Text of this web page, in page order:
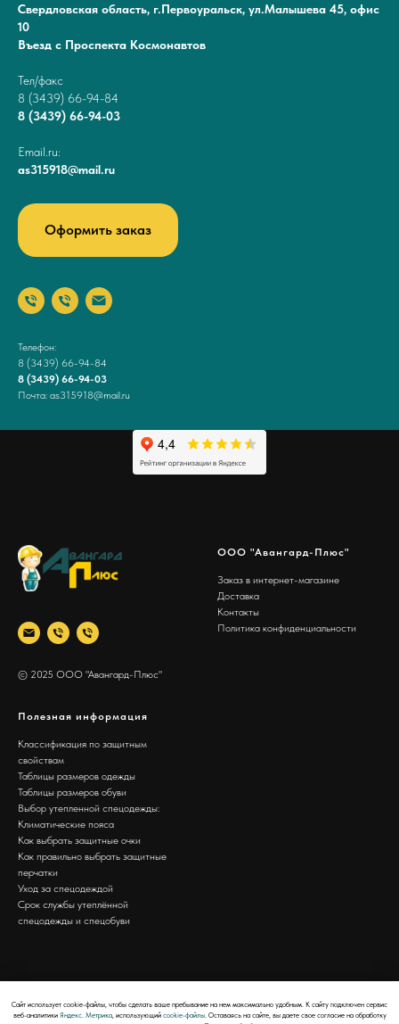
Сайт использует cookie-файлы, чтобы сделать ваше пребывание на нем максимально удобным. К cайту подключен сервис
веб-аналитики Яндекс. Метрика, использующий cookie-файлы. Оставаясь на сайте, вы даете свое согласие на обработку
Свердловская область, г.Первоуральск, ул.Малышева 45, офис
10
Въезд с Проспекта Космонавтов
Тел/факс
8 (3439) 66-94-84
8 (3439) 66-94-03
Email.ru:
as315918@mail.ru
Оформить заказ
Телефон:
8 (3439) 66-94-84
8 (3439) 66-94-03
Почта: as315918@mail.ru
© 2025 ООО "Авангард-Плюс"
ООО "Авангард-Плюс"
Заказ в интернет-магазине
Доставка
Контакты
Политика конфиденциальности
Полезная информация
Классификация по защитным
свойствам
Таблицы размеров одежды
Таблицы размеров обуви
Выбор утепленной спецодежды:
Климатические пояса
Как выбрать защитные очки
Как правильно выбрать защитные
перчатки
Уход за спецодеждой
Срок службы утеплённой
спецодежды и спецобуви